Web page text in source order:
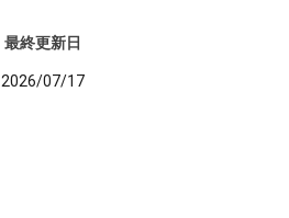
最終更新日
2026/07/17